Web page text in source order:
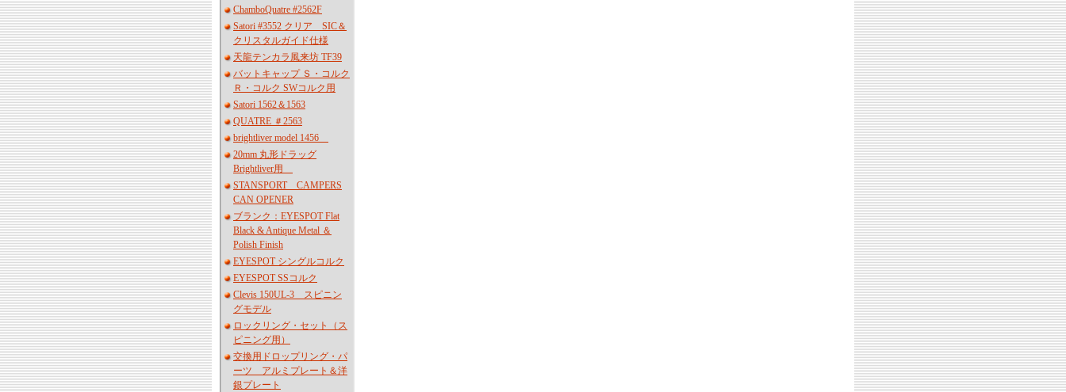
ChamboQuatre #2562F
Satori #3552 クリア SIC＆
クリスタルガイド仕様
天龍テンカラ風来坊 TF39
バットキャップ Ｓ・コルク
Ｒ・コルク SWコルク用
Satori 1562＆1563
QUATRE ＃2563
brightliver model 1456
20mm 丸形ドラッグ
Brightliver用
STANSPORT CAMPERS
CAN OPENER
ブランク：EYESPOT Flat
Black & Antique Metal ＆
Polish Finish
EYESPOT シングルコルク
EYESPOT SSコルク
Clevis 150UL-3 スピニン
グモデル
ロックリング・セット（ス
ピニング用）
交換用ドロップリング・パ
ーツ アルミプレート＆洋
銀プレート